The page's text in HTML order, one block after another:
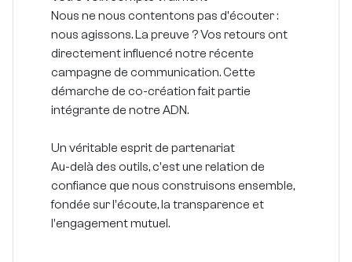
Nous ne nous contentons pas d'écouter :
nous agissons. La preuve ? Vos retours ont
directement influencé notre récente
campagne de communication. Cette
démarche de co-création fait partie
intégrante de notre ADN.
Un véritable esprit de partenariat
Au-delà des outils, c'est une relation de
confiance que nous construisons ensemble,
fondée sur l'écoute, la transparence et
l'engagement mutuel.